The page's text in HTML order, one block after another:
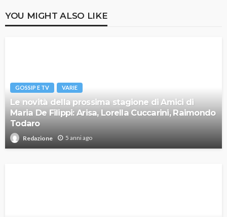
YOU MIGHT ALSO LIKE
GOSSIP E TV VARIE
Le novità della prossima stagione di Amici di
Maria De Filippi: Arisa, Lorella Cuccarini, Raimondo
Todaro
Redazione 5 anni ago